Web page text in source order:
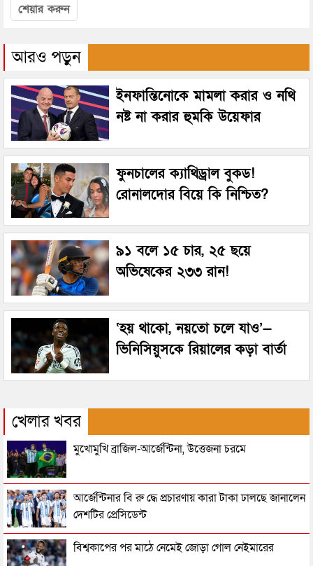
শেয়ার করুন
আরও পড়ুন
ইনফান্তিনোকে মামলা করার ও নথি
নষ্ট না করার হুমকি উয়েফার
ফুনচালের ক্যাথিড্রাল বুকড!
রোনালদোর বিয়ে কি নিশ্চিত?
৯১ বলে ১৫ চার, ২৫ ছয়ে
অভিষেকের ২৩৩ রান!
‘হয় থাকো, নয়তো চলে যাও’—
ভিনিসিয়ুসকে রিয়ালের কড়া বার্তা
খেলার খবর
মুখোমুখি ব্রাজিল-আর্জেন্টিনা, উত্তেজনা চরমে
আর্জেন্টিনার বি রু দ্ধে প্রচারণায় কারা টাকা ঢালছে জানালেন
দেশটির প্রেসিডেন্ট
বিশ্বকাপের পর মাঠে নেমেই জোড়া গোল নেইমারের